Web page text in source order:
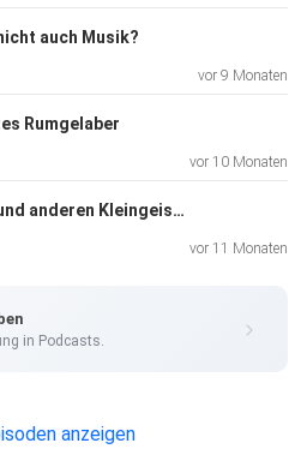
auch Musik?
vor 9 Monaten
Rumgelaber
vor 10 Monaten
#187 Von Aliens und anderen Kleingeistern
vor 11 Monaten
in Podcasts.
anzeigen